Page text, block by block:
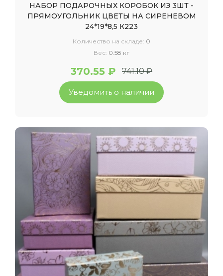
НАБОР ПОДАРОЧНЫХ КОРОБОК ИЗ 3ШТ -
ПРЯМОУГОЛЬНИК ЦВЕТЫ НА СИРЕНЕВОМ
24*19*8,5 К223
Количество на складе: 0
Вес: 0.58 кг
370.55 ₽ 741.10 ₽
Уведомить о наличии